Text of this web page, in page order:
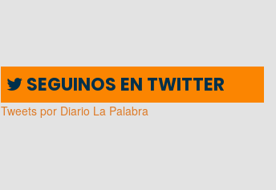
SEGUINOS EN TWITTER
Tweets por Diario La Palabra